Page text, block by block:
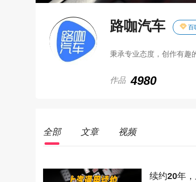
路咖汽车 百
秉承专业态度，创作有趣
作品 4980
全部 文章 视频
续约20年